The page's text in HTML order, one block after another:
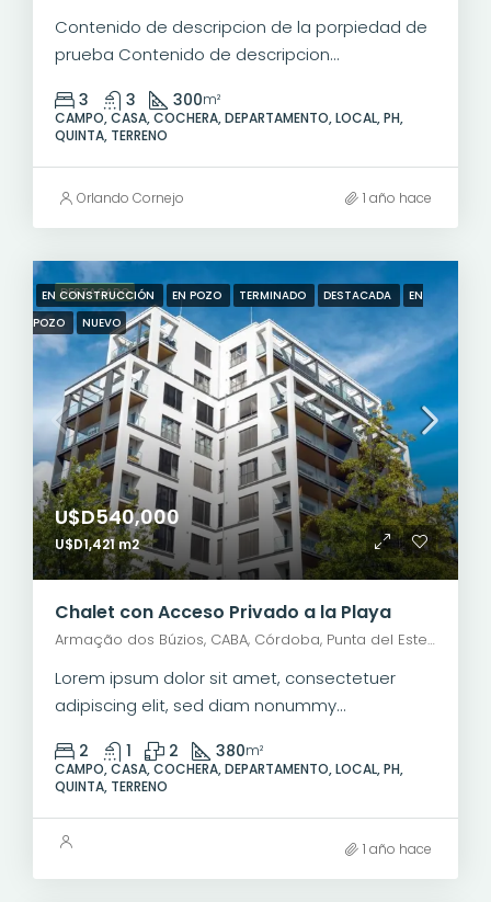
Contenido de descripcion de la porpiedad de
prueba Contenido de descripcion...
3 3 300m²
CAMPO, CASA, COCHERA, DEPARTAMENTO, LOCAL, PH,
QUINTA, TERRENO
Orlando Cornejo 1 año hace
DESTACADO
EN CONSTRUCCIÓN EN POZO TERMINADO DESTACADA
EN
POZO
NUEVO
U$D540,000
U$D1,421 m2
Chalet con Acceso Privado a la Playa
Armação dos Búzios, CABA, Córdoba, Punta del Este, Rosario, Santiago de Chile, Valparaíso, Villa Dolores, Viña del Mar
Lorem ipsum dolor sit amet, consectetuer
adipiscing elit, sed diam nonummy...
2 1 2 380m²
CAMPO, CASA, COCHERA, DEPARTAMENTO, LOCAL, PH,
QUINTA, TERRENO
1 año hace